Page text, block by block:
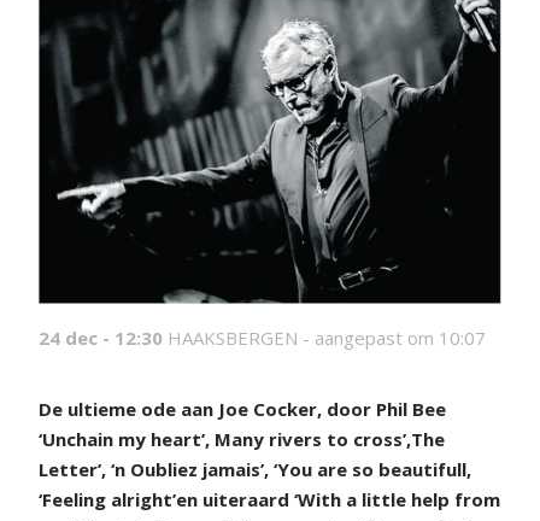
24 dec - 12:30 HAAKSBERGEN - aangepast om 10:07
De ultieme ode aan Joe Cocker, door Phil Bee
‘Unchain my heart’, Many rivers to cross’,The
Letter’, ‘n Oubliez jamais’, ‘You are so beautifull,
‘Feeling alright’en uiteraard ‘With a little help from